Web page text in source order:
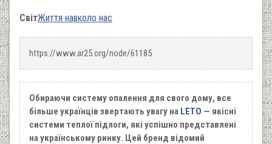
СвітЖиття навколо нас
https://www.ar25.org/node/61185
Обираючи систему опалення для свого дому, все
більше українців звертають увагу на LETO — якісні
системи теплої підлоги, які успішно представлені
на українському ринку. Цей бренд відомий